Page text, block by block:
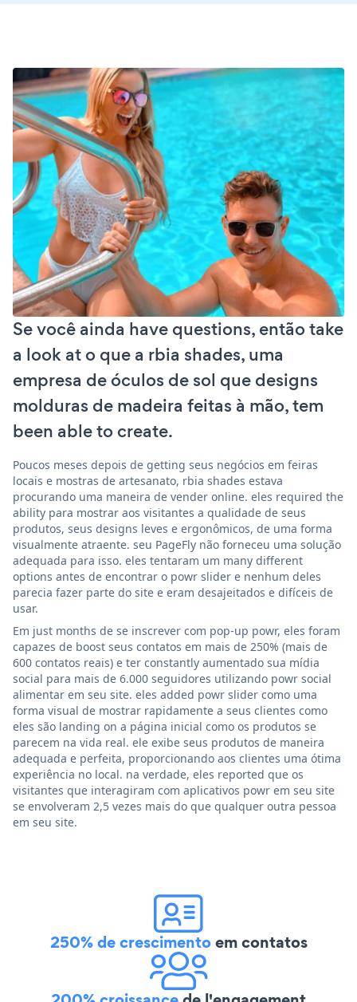
Se você ainda have questions, então take
a look at o que a rbia shades, uma
empresa de óculos de sol que designs
molduras de madeira feitas à mão, tem
been able to create.
Poucos meses depois de getting seus negócios em feiras
locais e mostras de artesanato, rbia shades estava
procurando uma maneira de vender online. eles required the
ability para mostrar aos visitantes a qualidade de seus
produtos, seus designs leves e ergonômicos, de uma forma
visualmente atraente. seu PageFly não forneceu uma solução
adequada para isso. eles tentaram um many different
options antes de encontrar o powr slider e nenhum deles
parecia fazer parte do site e eram desajeitados e difíceis de
usar.
Em just months de se inscrever com pop-up powr, eles foram
capazes de boost seus contatos em mais de 250% (mais de
600 contatos reais) e ter constantly aumentado sua mídia
social para mais de 6.000 seguidores utilizando powr social
alimentar em seu site. eles added powr slider como uma
forma visual de mostrar rapidamente a seus clientes como
eles são landing on a página inicial como os produtos se
parecem na vida real. ele exibe seus produtos de maneira
adequada e perfeita, proporcionando aos clientes uma ótima
experiência no local. na verdade, eles reported que os
visitantes que interagiram com aplicativos powr em seu site
se envolveram 2,5 vezes mais do que qualquer outra pessoa
em seu site.
250% de crescimentoem contatos